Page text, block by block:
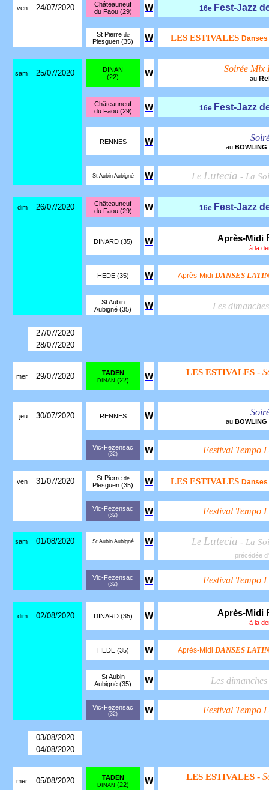
ven 24/07/2020
Châteauneuf
du Faou (29)
W 16e Fest-Jazz
St Pierre de
Plesguen (35) W LES ESTIVALES
sam 25/07/2020
DINAN
(22)
W Soirée Mix
au
Châteauneuf
du Faou (29)
W 16e Fest-Jazz
RENNES W
au BOWLING
St Aubin Aubigné W Le Lutecia - La
dim 26/07/2020
Châteauneuf
du Faou (29)
W 16e Fest-Jazz
DINARD (35) W Après-Midi
à la
HEDE (35) W Après-Midi DANSES
St Aubin
Aubigné (35)
W Les
27/07/2020
28/07/2020
mer 29/07/2020 TADEN
DINAN (22) W LES ESTIVALES -
jeu 30/07/2020 RENNES W
au BOWLING
Vic-Fezensac
(32) W Festival Tempo
ven 31/07/2020 St Pierre de
Plesguen (35) W LES ESTIVALES
Vic-Fezensac
(32) W Festival Tempo
sam 01/08/2020 St Aubin Aubigné W Le Lutecia - La
précédée
Vic-Fezensac
(32) W Festival Tempo
dim 02/08/2020 DINARD (35) W Après-Midi
à la
HEDE (35) W Après-Midi DANSES
St Aubin
Aubigné (35)
W Les
Vic-Fezensac
(32) W Festival Tempo
03/08/2020
04/08/2020
mer 05/08/2020 TADEN
DINAN (22) W LES ESTIVALES -